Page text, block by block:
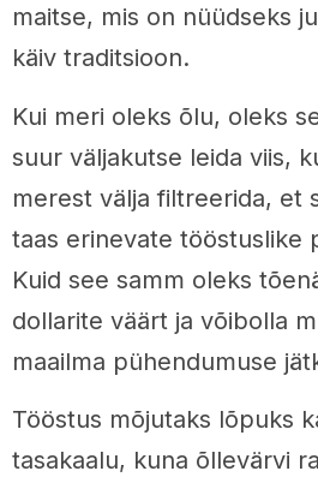
maitse, mis on nüüdseks
käiv traditsioon.
Kui meri oleks õlu, oleks
suur väljakutse leida viis,
merest välja filtreerida, et
taas erinevate tööstuslike
Kuid see samm oleks
dollarite väärt ja võibolla
maailma pühendumuse
Tööstus mõjutaks lõpuks
tasakaalu, kuna õllevärvi